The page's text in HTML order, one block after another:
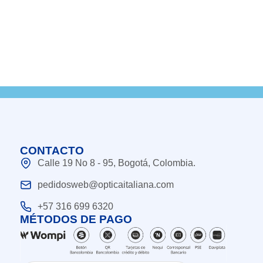
CONTACTO
Calle 19 No 8 - 95, Bogotá, Colombia.
pedidosweb@opticaitaliana.com
+57 316 699 6320
MÉTODOS DE PAGO